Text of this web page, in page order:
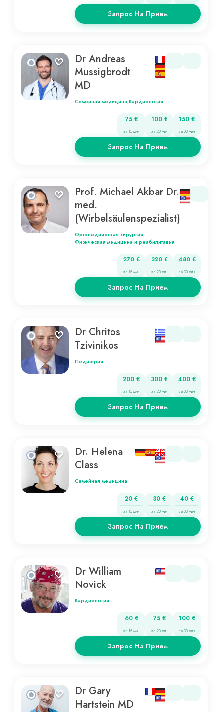
Запрос На Прием
Dr Andreas
Mussigbrodt
MD
Семейная медицина,Кардиология
75 €
за 15 мин
100 €
за 20 мин
150 €
за 30 мин
Запрос На Прием
Prof. Michael Akbar Dr.
med.
(Wirbelsäulenspezialist)
Ортопедическая хирургия,
Физическая медицина и реабилитация
270 €
за 15 мин
320 €
за 20 мин
480 €
за 30 мин
Запрос На Прием
Dr Chritos
Tzivinikos
Педиатрия
200 €
за 15 мин
300 €
за 20 мин
400 €
за 30 мин
Запрос На Прием
Dr. Helena
Class
Семейная медицина
20 €
за 15 мин
30 €
за 20 мин
40 €
за 30 мин
Запрос На Прием
Dr William
Novick
Кардиология
60 €
за 15 мин
75 €
за 20 мин
100 €
за 30 мин
Запрос На Прием
Dr Gary
Hartstein MD